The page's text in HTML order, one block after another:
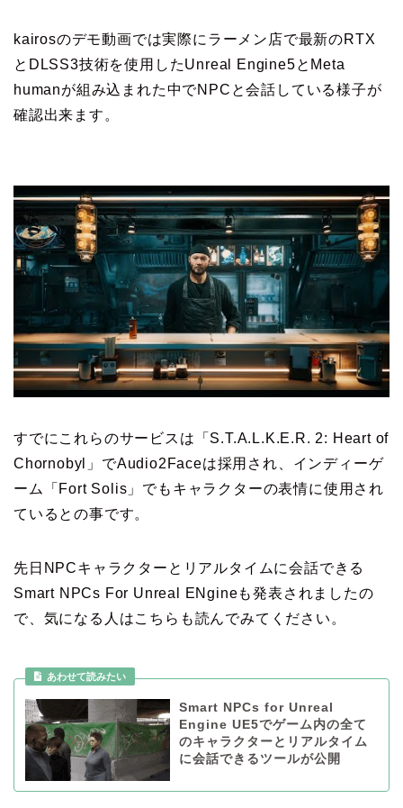
kairosのデモ動画では実際にラーメン店で最新のRTX
とDLSS3技術を使用したUnreal Engine5とMeta
humanが組み込まれた中でNPCと会話している様子が
確認出来ます。
すでにこれらのサービスは「S.T.A.L.K.E.R. 2: Heart of
Chornobyl」でAudio2Faceは採用され、インディーゲ
ーム「Fort Solis」でもキャラクターの表情に使用され
ているとの事です。
先日NPCキャラクターとリアルタイムに会話できる
Smart NPCs For Unreal ENgineも発表されましたの
で、気になる人はこちらも読んでみてください。
Smart NPCs for Unreal
Engine UE5でゲーム内の全て
のキャラクターとリアルタイム
に会話できるツールが公開